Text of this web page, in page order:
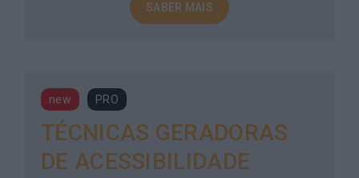
SABER MAIS
new PRO
TÉCNICAS GERADORAS
DE ACESSIBILIDADE